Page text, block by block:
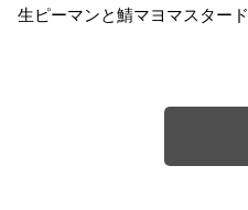
生ピーマンと鯖マヨマスタード